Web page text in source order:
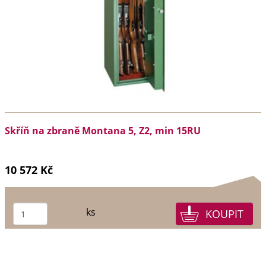
Skříň na zbraně Montana 5, Z2, min 15RU
10 572 Kč
ks